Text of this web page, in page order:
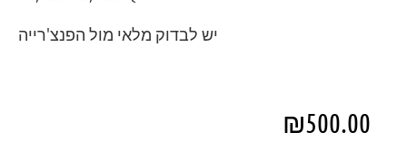
יש לבדוק מלאי מול הפנצ'רייה
₪500.00